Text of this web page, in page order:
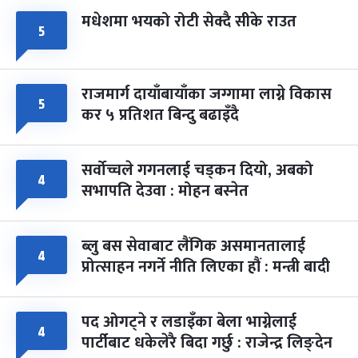
५ मधेशमा भयको रोटी सेक्दै सीके राउत
५ राजमार्ग दायाँबायाँका जग्गामा लाग्ने विकास
कर ५ प्रतिशत बिन्दु बढाइँदै
४ सर्वोच्चले गगनलाई चड्कन दियो, अबको
सभापति देउवा : मोहन बस्नेत
४ ब्लु बस सेवाबाट लैंगिक असमानतालाई
प्रोत्साहन नगर्ने नीति लिएका हौं : मन्त्री बादी
४ पद ओगट्ने र लडाइँका बेला भाग्नेलाई
पार्टीबाट धकेलेरै बिदा गर्छु : राजेन्द्र लिङ्देन